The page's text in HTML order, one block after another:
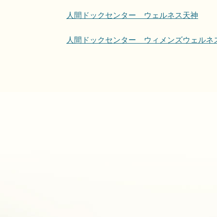
人間ドックセンター ウェルネス天神
人間ドックセンター ウィメンズウェルネ